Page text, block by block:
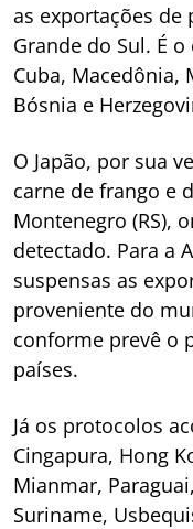
as exportações de
Grande do Sul. É
Cuba, Macedônia,
Bósnia e
O Japão, por sua
carne de frango e
Montenegro (RS),
detectado. Para a
suspensas as
proveniente do
conforme prevê o
países.
Já os protocolos
Cingapura, Hong
Mianmar,
Suriname,